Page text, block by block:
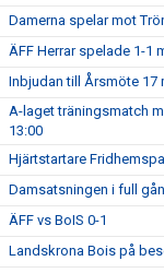
Damerna spelar mot
ÄFF Herrar spelade 1-1
Inbjudan till Årsmöte 17
A-laget träningsmatch
13:00
Hjärtstartare
Damsatsningen i full
ÄFF vs BoIS 0-1
Landskrona Bois på